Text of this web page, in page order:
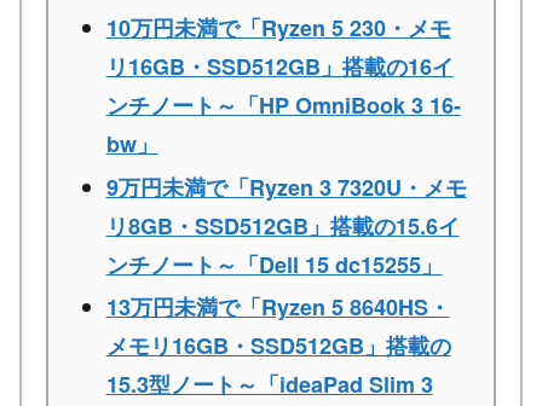
10万円未満で「Ryzen 5 230・メモ
リ16GB・SSD512GB」搭載の16イ
ンチノート～「HP OmniBook 3 16-
bw」
9万円未満で「Ryzen 3 7320U・メモ
リ8GB・SSD512GB」搭載の15.6イ
ンチノート～「Dell 15 dc15255」
13万円未満で「Ryzen 5 8640HS・
メモリ16GB・SSD512GB」搭載の
15.3型ノート～「ideaPad Slim 3